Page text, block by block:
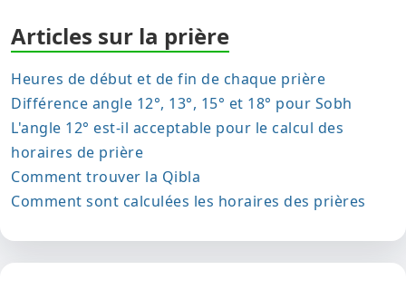
Articles sur la prière
Heures de début et de fin de chaque prière
Différence angle 12°, 13°, 15° et 18° pour Sobh
L'angle 12° est-il acceptable pour le calcul des
horaires de prière
Comment trouver la Qibla
Comment sont calculées les horaires des prières